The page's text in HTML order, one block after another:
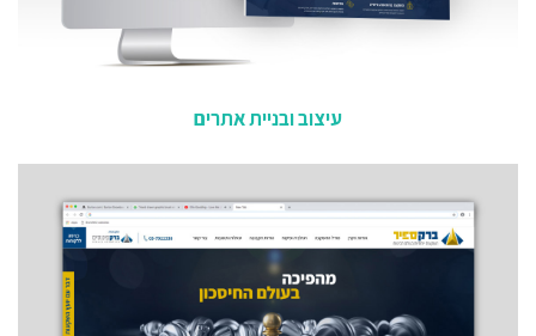
עיצוב ובניית אתרים